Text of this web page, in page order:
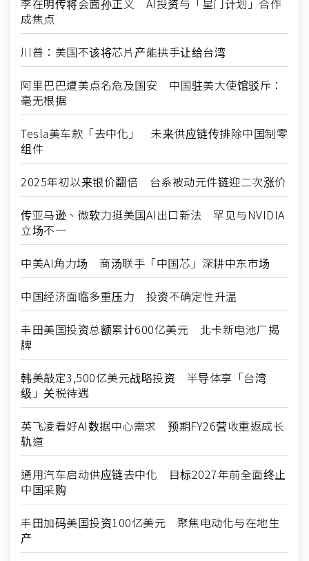
李在明传将会面孙正义 AI投资与「星门计划」合作
成焦点
川普：美国不该将芯片产能拱手让给台湾
阿里巴巴遭美点名危及国安 中国驻美大使馆驳斥：
毫无根据
Tesla美车款「去中化」 未来供应链传排除中国制零
组件
2025年初以来银价翻倍 台系被动元件链迎二次涨价
传亚马逊、微软力挺美国AI出口新法 罕见与NVIDIA
立场不一
中美AI角力场 商汤联手「中国芯」深耕中东市场
中国经济面临多重压力 投资不确定性升温
丰田美国投资总额累计600亿美元 北卡新电池厂揭
牌
韩美敲定3,500亿美元战略投资 半导体享「台湾
级」关税待遇
英飞凌看好AI数据中心需求 预期FY26营收重返成长
轨道
通用汽车启动供应链去中化 目标2027年前全面终止
中国采购
丰田加码美国投资100亿美元 聚焦电动化与在地生
产